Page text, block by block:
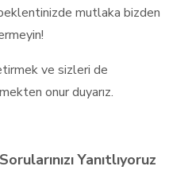
mutlaka bizden
ve sizleri de
onur duyarız.
Sorularınızı Yanıtlıyoruz